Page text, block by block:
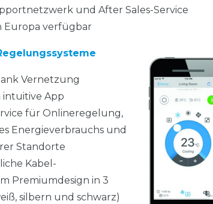
und After Sales-Service
Europa verfügbar
Vernetzung
App
für Onlineregelung,
Energieverbrauchs und
Standorte
Kabel-
Premiumdesign in 3
silbern und schwarz)